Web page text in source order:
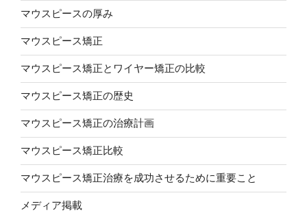
マウスピースの厚み
マウスピース矯正
マウスピース矯正とワイヤー矯正の比較
マウスピース矯正の歴史
マウスピース矯正の治療計画
マウスピース矯正比較
マウスピース矯正治療を成功させるために重要こと
メディア掲載